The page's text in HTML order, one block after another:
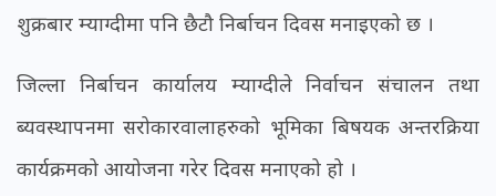
शुक्रबार म्याग्दीमा पनि छैटौ निर्बाचन दिवस मनाइएको छ ।
जिल्ला निर्बाचन कार्यालय म्याग्दीले निर्वाचन संचालन तथा
ब्यवस्थापनमा सरोकारवालाहरुको भूमिका बिषयक अन्तरक्रिया
कार्यक्रमको आयोजना गरेर दिवस मनाएको हो ।